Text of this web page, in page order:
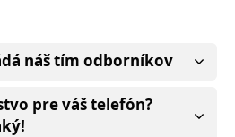
náš tím odborníkov
pre váš telefón?